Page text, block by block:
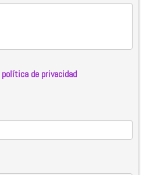
política de privacidad